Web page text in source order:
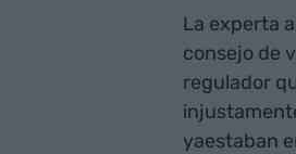
La experta
consejo de
regulador
yaestaban